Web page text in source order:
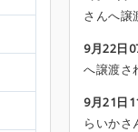
さんへ譲
9月22日
へ譲渡さ
9月21日
らいかさ